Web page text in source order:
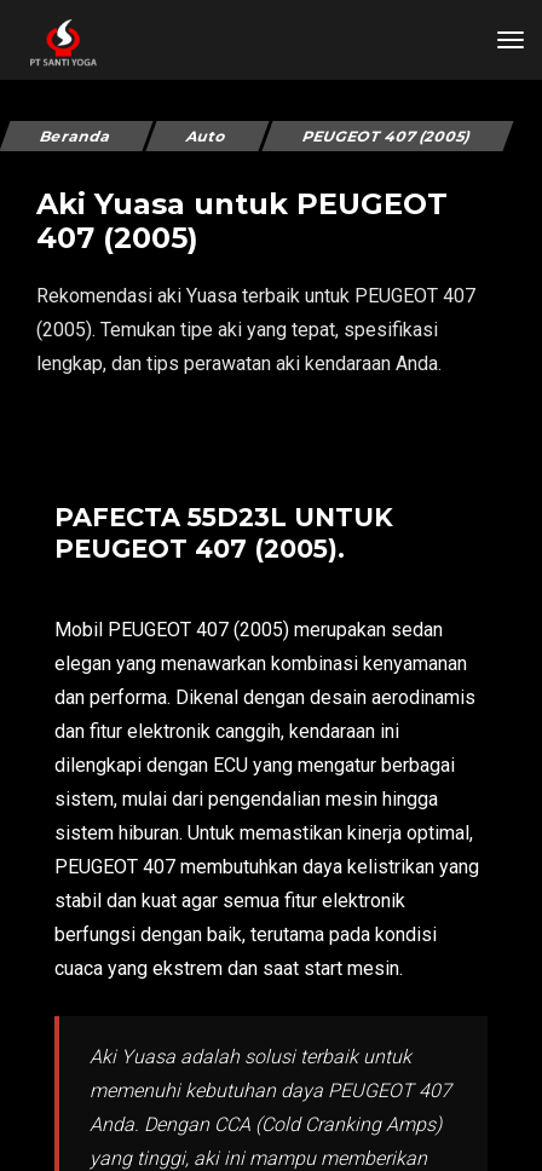
Beranda Auto PEUGEOT 407 (2005)
Aki Yuasa untuk PEUGEOT
407 (2005)
Rekomendasi aki Yuasa terbaik untuk PEUGEOT 407
(2005). Temukan tipe aki yang tepat, spesifikasi
lengkap, dan tips perawatan aki kendaraan Anda.
PAFECTA 55D23L UNTUK
PEUGEOT 407 (2005).
Mobil PEUGEOT 407 (2005) merupakan sedan
elegan yang menawarkan kombinasi kenyamanan
dan performa. Dikenal dengan desain aerodinamis
dan fitur elektronik canggih, kendaraan ini
dilengkapi dengan ECU yang mengatur berbagai
sistem, mulai dari pengendalian mesin hingga
sistem hiburan. Untuk memastikan kinerja optimal,
PEUGEOT 407 membutuhkan daya kelistrikan yang
stabil dan kuat agar semua fitur elektronik
berfungsi dengan baik, terutama pada kondisi
cuaca yang ekstrem dan saat start mesin.
Aki Yuasa adalah solusi terbaik untuk
memenuhi kebutuhan daya PEUGEOT 407
Anda. Dengan CCA (Cold Cranking Amps)
yang tinggi, aki ini mampu memberikan